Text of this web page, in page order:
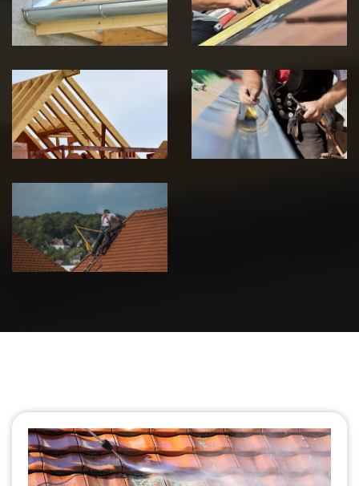
Jura
Jura
Traitement de
charpente 39
Jura
Travaux de
zinguerie 39
Jura
Urgence fuite
de toiture 39
Jura